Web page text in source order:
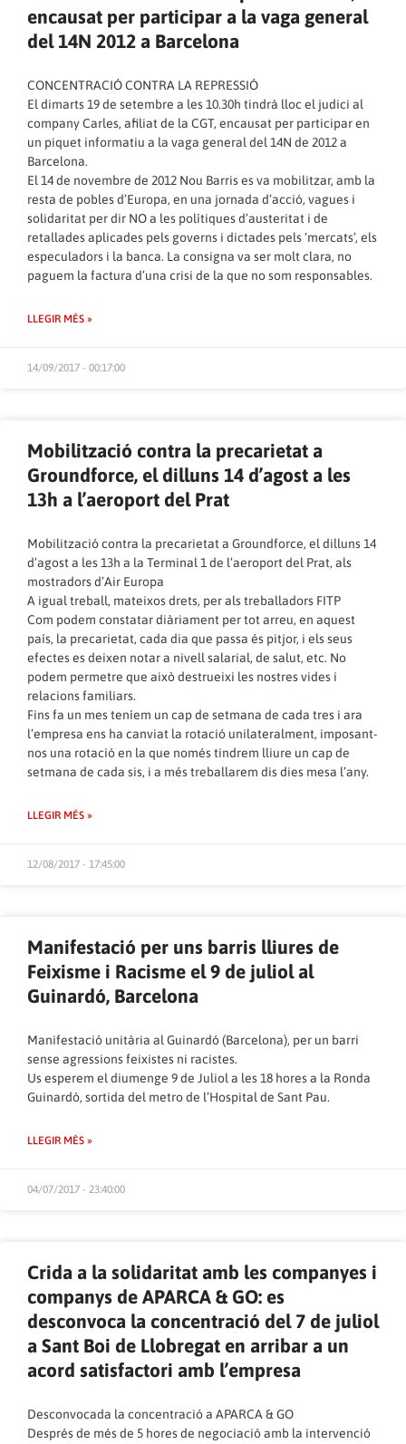
encausat per participar a la vaga general
del 14N 2012 a Barcelona
CONCENTRACIÓ CONTRA LA REPRESSIÓ
El dimarts 19 de setembre a les 10.30h tindrà lloc el judici al
company Carles, afiliat de la CGT, encausat per participar en
un piquet informatiu a la vaga general del 14N de 2012 a
Barcelona.
El 14 de novembre de 2012 Nou Barris es va mobilitzar, amb la
resta de pobles d’Europa, en una jornada d’acció, vagues i
solidaritat per dir NO a les polítiques d’austeritat i de
retallades aplicades pels governs i dictades pels ‘mercats’, els
especuladors i la banca. La consigna va ser molt clara, no
paguem la factura d’una crisi de la que no som responsables.
LLEGIR MÉS »
14/09/2017 - 00:17:00
Mobilització contra la precarietat a
Groundforce, el dilluns 14 d’agost a les
13h a l’aeroport del Prat
Mobilització contra la precarietat a Groundforce, el dilluns 14
d’agost a les 13h a la Terminal 1 de l’aeroport del Prat, als
mostradors d’Air Europa
A igual treball, mateixos drets, per als treballadors FITP
Com podem constatar diàriament per tot arreu, en aquest
país, la precarietat, cada dia que passa és pitjor, i els seus
efectes es deixen notar a nivell salarial, de salut, etc. No
podem permetre que això destrueixi les nostres vides i
relacions familiars.
Fins fa un mes teníem un cap de setmana de cada tres i ara
l’empresa ens ha canviat la rotació unilateralment, imposant-
nos una rotació en la que només tindrem lliure un cap de
setmana de cada sis, i a més treballarem dis dies mesa l’any.
LLEGIR MÉS »
12/08/2017 - 17:45:00
Manifestació per uns barris lliures de
Feixisme i Racisme el 9 de juliol al
Guinardó, Barcelona
Manifestació unitària al Guinardó (Barcelona), per un barri
sense agressions feixistes ni racistes.
Us esperem el diumenge 9 de Juliol a les 18 hores a la Ronda
Guinardó, sortida del metro de l’Hospital de Sant Pau.
LLEGIR MÉS »
04/07/2017 - 23:40:00
Crida a la solidaritat amb les companyes i
companys de APARCA & GO: es
desconvoca la concentració del 7 de juliol
a Sant Boi de Llobregat en arribar a un
acord satisfactori amb l’empresa
Desconvocada la concentració a APARCA & GO
Després de més de 5 hores de negociació amb la intervenció